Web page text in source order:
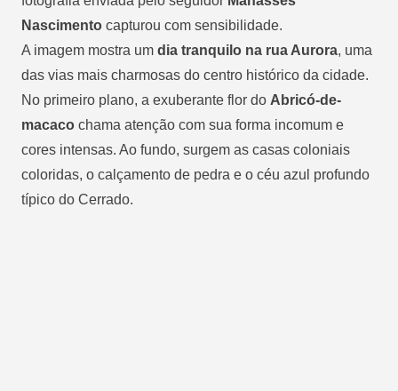
Nascimento capturou com sensibilidade.
A imagem mostra um dia tranquilo na rua Aurora, uma
das vias mais charmosas do centro histórico da cidade.
No primeiro plano, a exuberante flor do Abricó-de-
macaco chama atenção com sua forma incomum e
cores intensas. Ao fundo, surgem as casas coloniais
coloridas, o calçamento de pedra e o céu azul profundo
típico do Cerrado.